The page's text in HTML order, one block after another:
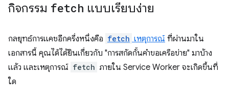
กิจกรรม fetch แบบเรียบง่าย
กลยุทธ์การแคชอีกครึ่งหนึ่งคือ fetch เหตุการณ์ ที่ผ่านมาใน
เอกสารนี้ คุณได้ได้ยินเกี่ยวกับ "การสกัดกั้นคำขอเครือข่าย" มาบ้าง
แล้ว และเหตุการณ์ fetch ภายใน Service Worker จะเกิดขึ้นที่
ใด